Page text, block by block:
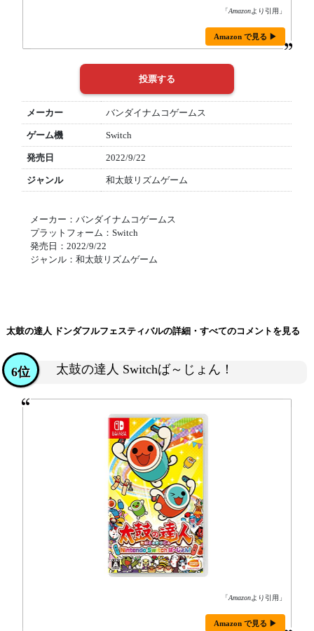
「Amazonより引用」
Amazon で見る ▶
メーカー バンダイナムコゲームス
ゲーム機 Switch
発売日 2022/9/22
ジャンル 和太鼓リズムゲーム
メーカー：バンダイナムコゲームス
プラットフォーム：Switch
発売日：2022/9/22
ジャンル：和太鼓リズムゲーム
太鼓の達人 ドンダフルフェスティバルの詳細・すべてのコメントを見る
太鼓の達人 Switchば～じょん！
6位
「Amazonより引用」
Amazon で見る ▶